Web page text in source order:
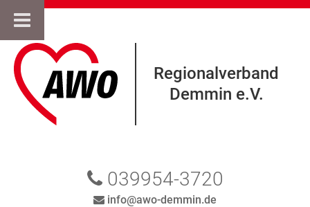
Regionalverband
Demmin e.V.
039954-3720
info@awo-demmin.de